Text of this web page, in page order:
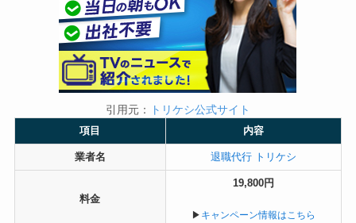
引用元： トリケシ公式サイト
項目 内容
業者名 退職代行 トリケシ
料金
19,800円
▶︎ キャンペーン情報はこちら